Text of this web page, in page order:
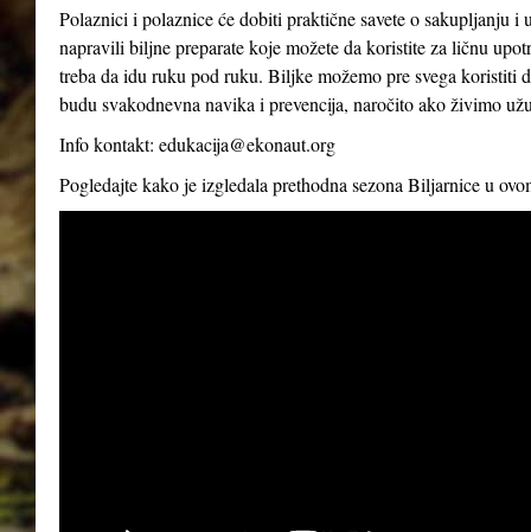
Polaznici i polaznice će dobiti praktične savete o sakupljanju
napravili biljne preparate koje možete da koristite za ličnu
treba da idu ruku pod ruku. Biljke možemo pre svega koristiti
budu svakodnevna navika i prevencija, naročito ako živimo
Info kontakt: edukacija@ekonaut.org
Pogledajte kako je izgledala prethodna sezona Biljarnice u